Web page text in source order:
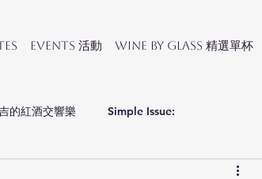
Events 活動 Wine by Glass 精選單杯
的紅酒交響樂 Simple Issue: